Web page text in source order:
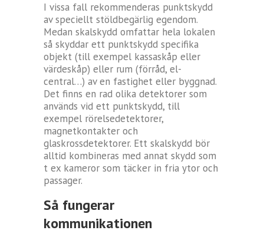
I vissa fall rekommenderas punktskydd
av speciellt stöldbegärlig egendom.
Medan skalskydd omfattar hela lokalen
så skyddar ett punktskydd specifika
objekt (till exempel kassaskåp eller
värdeskåp) eller rum (förråd, el-
central…) av en fastighet eller byggnad.
Det finns en rad olika detektorer som
används vid ett punktskydd, till
exempel rörelsedetektorer,
magnetkontakter och
glaskrossdetektorer. Ett skalskydd bör
alltid kombineras med annat skydd som
t ex kameror som täcker in fria ytor och
passager.
Så fungerar
kommunikationen